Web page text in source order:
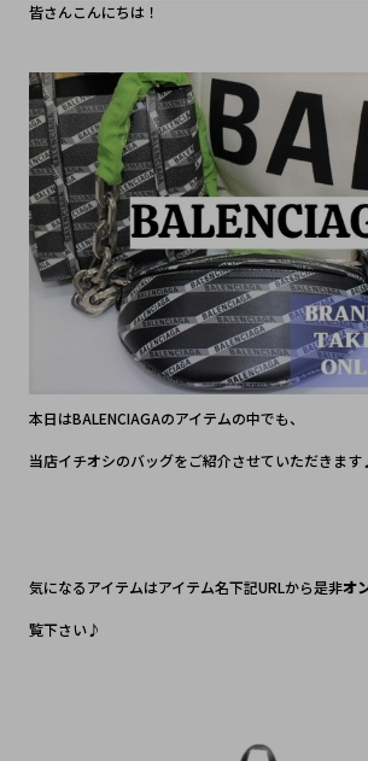
皆さんこんにちは！
本日はBALENCIAGAのアイテムの中でも、
当店イチオシのバッグをご紹介させていただきます
気になるアイテムはアイテム名下記URLから是非オ
覧下さい♪